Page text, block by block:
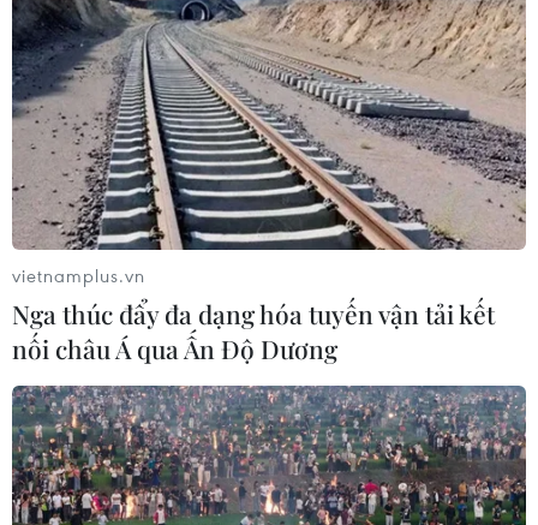
Tái diễn tình trạng giả mạo bệnh viện, bác
sỹ ở Thành phố Hồ Chí Minh
21/07/2023 10:38
Một số trang cá nhân và phòng khám tư, cơ sở thẩm
mỹ... mạo danh Bệnh viện Quân y 175, Bệnh viện Bình
Dân, Bệnh viện Chợ Rẫy ở Thành phố Hồ Chí Minh để
quảng cáo và thu hút bệnh nhân.
vietnamplus.vn
Nga thúc đẩy đa dạng hóa tuyến vận tải kết
nối châu Á qua Ấn Độ Dương